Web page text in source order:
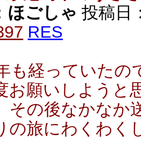
ほごしゃ 投稿日
RES
も経っていたの
お願いしようと
その後なかなか
の旅にわくわく